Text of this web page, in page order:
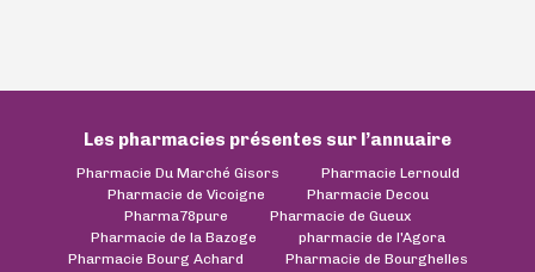
Les pharmacies présentes sur l’annuaire
Pharmacie Du Marché Gisors
Pharmacie Lernould
Pharmacie de Vicoigne
Pharmacie Decou
Pharma78pure
Pharmacie de Gueux
Pharmacie de la Bazoge
pharmacie de l'Agora
Pharmacie Bourg Achard
Pharmacie de Bourghelles